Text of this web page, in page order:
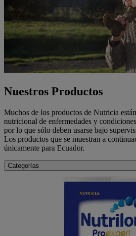
Nuestros Productos
Muchos de los productos de Nutricia
nutricional de enfermedades y
por lo que sólo deben usarse bajo
Los productos que se muestran a
únicamente para Ecuador.
Categorías